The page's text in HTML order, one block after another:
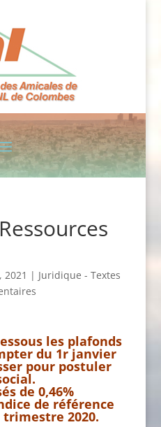
2021 | Juridique - Textes
les plafonds
du 1r janvier
pour postuler
de 0,46%
de référence
2020.